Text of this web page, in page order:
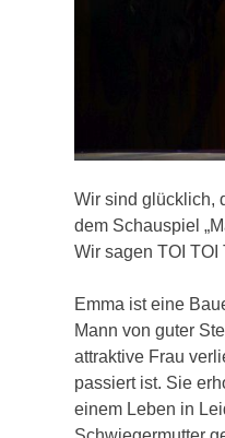
Wir sind glücklich,
dem Schauspiel
Wir sagen TOI
Emma ist eine
Mann von guter
attraktive Frau
passiert ist. Sie
einem Leben in